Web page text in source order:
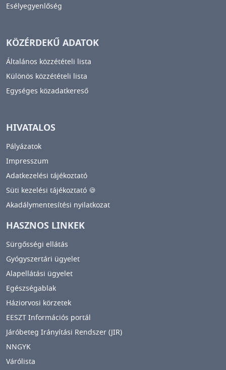
Esélyegyenlőség
KÖZÉRDEKŰ ADATOK
Általános közzétételi lista
Különös közzétételi lista
Egységes közadatkereső
HIVATALOS
Pályázatok
Impresszum
Adatkezelési tájékoztató
Süti kezelési tájékoztató 🍪
Akadálymentesítési nyilatkozat
HASZNOS LINKEK
Sürgősségi ellátás
Gyógyszertári ügyelet
Alapellátási ügyelet
Egészségablak
Háziorvosi körzetek
EESZT Információs portál
Járóbeteg Irányítási Rendszer (JIR)
NNGYK
Várólista